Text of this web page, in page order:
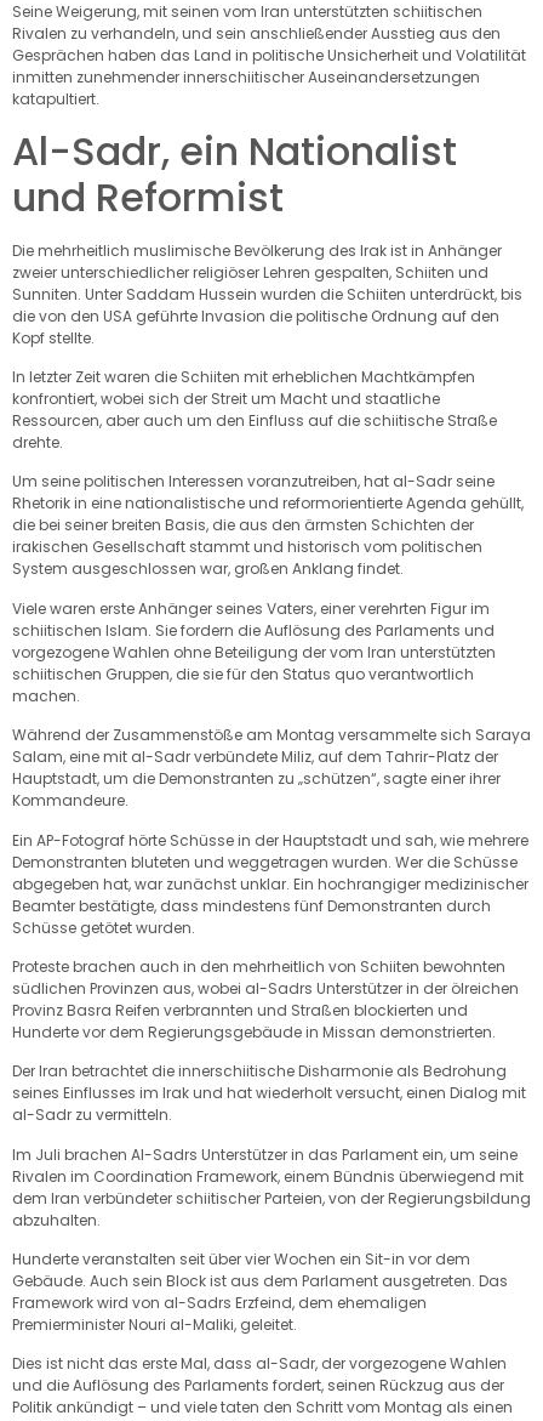
Seine Weigerung, mit seinen vom Iran unterstützten schiitischen
Rivalen zu verhandeln, und sein anschließender Ausstieg aus den
Gesprächen haben das Land in politische Unsicherheit und Volatilität
inmitten zunehmender innerschiitischer Auseinandersetzungen
katapultiert.
Al-Sadr, ein Nationalist
und Reformist
Die mehrheitlich muslimische Bevölkerung des Irak ist in Anhänger
zweier unterschiedlicher religiöser Lehren gespalten, Schiiten und
Sunniten. Unter Saddam Hussein wurden die Schiiten unterdrückt, bis
die von den USA geführte Invasion die politische Ordnung auf den
Kopf stellte.
In letzter Zeit waren die Schiiten mit erheblichen Machtkämpfen
konfrontiert, wobei sich der Streit um Macht und staatliche
Ressourcen, aber auch um den Einfluss auf die schiitische Straße
drehte.
Um seine politischen Interessen voranzutreiben, hat al-Sadr seine
Rhetorik in eine nationalistische und reformorientierte Agenda gehüllt,
die bei seiner breiten Basis, die aus den ärmsten Schichten der
irakischen Gesellschaft stammt und historisch vom politischen
System ausgeschlossen war, großen Anklang findet.
Viele waren erste Anhänger seines Vaters, einer verehrten Figur im
schiitischen Islam. Sie fordern die Auflösung des Parlaments und
vorgezogene Wahlen ohne Beteiligung der vom Iran unterstützten
schiitischen Gruppen, die sie für den Status quo verantwortlich
machen.
Während der Zusammenstöße am Montag versammelte sich Saraya
Salam, eine mit al-Sadr verbündete Miliz, auf dem Tahrir-Platz der
Hauptstadt, um die Demonstranten zu „schützen“, sagte einer ihrer
Kommandeure.
Ein AP-Fotograf hörte Schüsse in der Hauptstadt und sah, wie mehrere
Demonstranten bluteten und weggetragen wurden. Wer die Schüsse
abgegeben hat, war zunächst unklar. Ein hochrangiger medizinischer
Beamter bestätigte, dass mindestens fünf Demonstranten durch
Schüsse getötet wurden.
Proteste brachen auch in den mehrheitlich von Schiiten bewohnten
südlichen Provinzen aus, wobei al-Sadrs Unterstützer in der ölreichen
Provinz Basra Reifen verbrannten und Straßen blockierten und
Hunderte vor dem Regierungsgebäude in Missan demonstrierten.
Der Iran betrachtet die innerschiitische Disharmonie als Bedrohung
seines Einflusses im Irak und hat wiederholt versucht, einen Dialog mit
al-Sadr zu vermitteln.
Im Juli brachen Al-Sadrs Unterstützer in das Parlament ein, um seine
Rivalen im Coordination Framework, einem Bündnis überwiegend mit
dem Iran verbündeter schiitischer Parteien, von der Regierungsbildung
abzuhalten.
Hunderte veranstalten seit über vier Wochen ein Sit-in vor dem
Gebäude. Auch sein Block ist aus dem Parlament ausgetreten. Das
Framework wird von al-Sadrs Erzfeind, dem ehemaligen
Premierminister Nouri al-Maliki, geleitet.
Dies ist nicht das erste Mal, dass al-Sadr, der vorgezogene Wahlen
und die Auflösung des Parlaments fordert, seinen Rückzug aus der
Politik ankündigt – und viele taten den Schritt vom Montag als einen